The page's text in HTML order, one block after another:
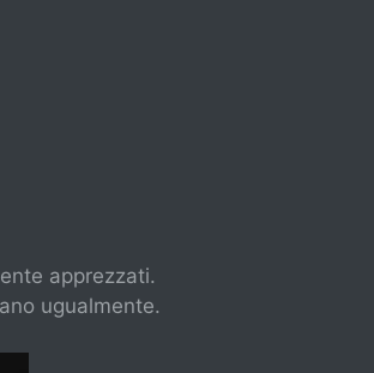
apprezzati.
ugualmente.